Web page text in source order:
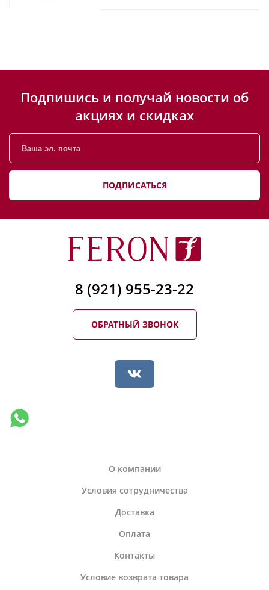
Подпишись и получай новости об
акциях и скидках
ПОДПИСАТЬСЯ
8 (921) 955-23-22
ОБРАТНЫЙ ЗВОНОК
О компании
Условия сотрудничества
Доставка
Оплата
Контакты
Условие возврата товара